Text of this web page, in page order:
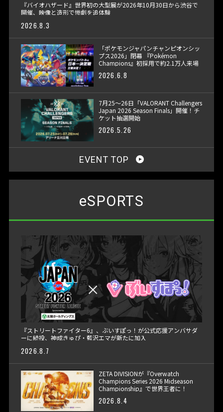
『バイオハザード』世界初の大型展が2026年10月30日から渋谷で
開催、映像と造形で惨劇を追体験
2026.8.3
「ポケモンジャパンチャンピオンシッ
プス2026」閉幕 『Pokémon
Champions』初採用で約2.1万人来場
2026.6.8
7月25〜26日「VALORANT Challengers
Japan 2026 Season Finals」開催！チ
ケット抽選開始
2026.5.26
EVENT TOP
eSPORTS
『ストリートファイター6』、ぶいすぽっ！が公式応援アンバサダ
ーに続投、神成きゅぴ・藍沢エマが新たに加入
2026.8.7
ZETA DIVISIONが『Overwatch
Champions Series 2026 Midseason
Championship』で世界王者に！
2026.8.4